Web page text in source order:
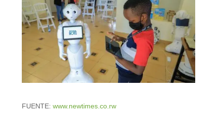
FUENTE: www.newtimes.co.rw